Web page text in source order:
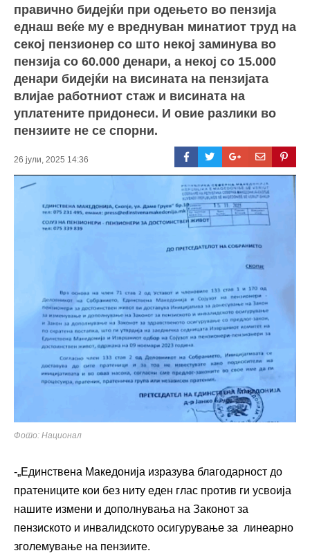
правично бидејќи при одењето во пензија
еднаш веќе му е вреднуван минатиот труд на
секој пензионер со што некој заминува во
пензија со 60.000 денари, а некој со 15.000
денари бидејќи на висината на пензијата
влијае работниот стаж и висината на
уплатените придонеси. И овие разлики во
пензиите не се спорни.
26 јули, 2025 14:36
Фото: Национал
-„Единствена Македонија изразува благодарност до
пратениците кои без ниту еден глас против ги усвоија
нашите измени и дополнувања на Законот за
пензиското и инвалидското осигурување за линеарно
зголемување на пензиите.